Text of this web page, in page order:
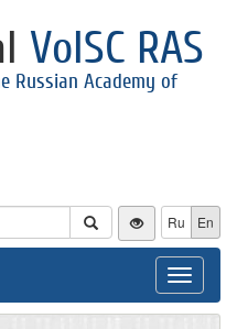
VolSC RAS
Russian Academy of
Ru En
Toggle